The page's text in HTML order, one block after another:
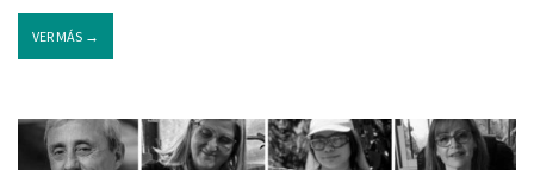
VER MÁS →